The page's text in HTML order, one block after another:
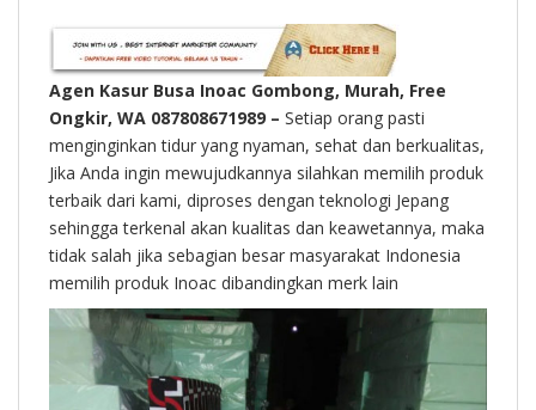
Agen Kasur Busa Inoac Gombong, Murah, Free
Ongkir, WA 087808671989 – Setiap orang pasti
menginginkan tidur yang nyaman, sehat dan berkualitas,
Jika Anda ingin mewujudkannya silahkan memilih produk
terbaik dari kami, diproses dengan teknologi Jepang
sehingga terkenal akan kualitas dan keawetannya, maka
tidak salah jika sebagian besar masyarakat Indonesia
memilih produk Inoac dibandingkan merk lain